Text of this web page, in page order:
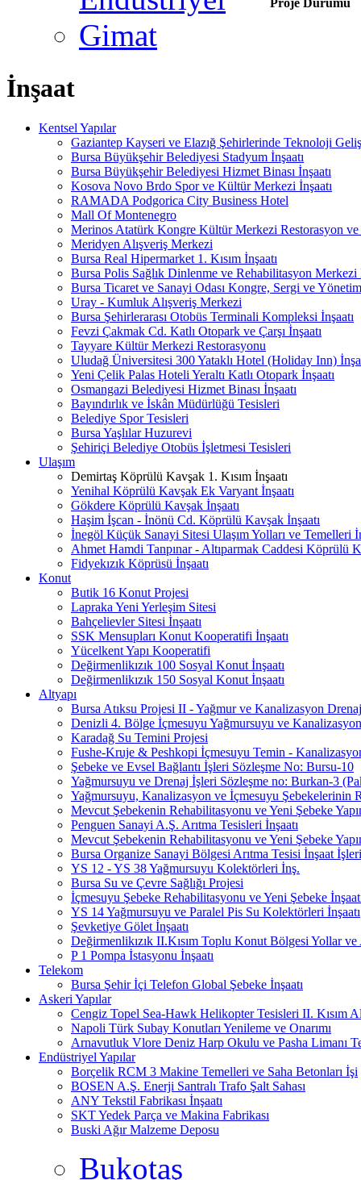
İnşaat
Kentsel Yapılar
Gaziantep Kayseri ve Elazığ Şehirlerinde Teknoloji
Bursa Büyükşehir Belediyesi Stadyum İnşaatı
Bursa Büyükşehir Belediyesi Hizmet Binası İnşaatı
Kosova Novo Brdo Spor ve Kültür Merkezi İnşaatı
RAMADA Podgorica City Business Hotel
Mall Of Montenegro
Merinos Atatürk Kongre Kültür Merkezi Restorasyon
Meridyen Alışveriş Merkezi
Bursa Real Hipermarket 1. Kısım İnşaatı
Bursa Polis Sağlık Dinlenme ve Rehabilitasyon Merkezi
Bursa Ticaret ve Sanayi Odası Kongre, Sergi ve
Uray - Kumluk Alışveriş Merkezi
Bursa Şehirlerarası Otobüs Terminali Kompleksi İnşaatı
Fevzi Çakmak Cd. Katlı Otopark ve Çarşı İnşaatı
Tayyare Kültür Merkezi Restorasyonu
Uludağ Üniversitesi 300 Yataklı Hotel (Holiday Inn)
Yeni Çelik Palas Hoteli Yeraltı Katlı Otopark İnşaatı
Osmangazi Belediyesi Hizmet Binası İnşaatı
Bayındırlık ve İskân Müdürlüğü Tesisleri
Belediye Spor Tesisleri
Bursa Yaşlılar Huzurevi
Şehiriçi Belediye Otobüs İşletmesi Tesisleri
Ulaşım
Demirtaş Köprülü Kavşak 1. Kısım İnşaatı
Yenihal Köprülü Kavşak Ek Varyant İnşaatı
Gökdere Köprülü Kavşak İnşaatı
Haşim İşcan - İnönü Cd. Köprülü Kavşak İnşaatı
İnegöl Küçük Sanayi Sitesi Ulaşım Yolları ve Temelleri
Ahmet Hamdi Tanpınar - Altıparmak Caddesi Köprülü
Fidyekızık Köprüsü İnşaatı
Konut
Butik 16 Konut Projesi
Lapraka Yeni Yerleşim Sitesi
Bahçelievler Sitesi İnşaatı
SSK Mensupları Konut Kooperatifi İnşaatı
Yücelkent Yapı Kooperatifi
Değirmenlikızık 100 Sosyal Konut İnşaatı
Değirmenlikızık 150 Sosyal Konut İnşaatı
Altyapı
Bursa Atıksu Projesi II - Yağmur ve Kanalizasyon
Denizli 4. Bölge İçmesuyu Yağmursuyu ve
Karadağ Su Temini Projesi
Fushe-Kruje & Peshkopi İçmesuyu Temin -
Şebeke ve Evsel Bağlantı İşleri Sözleşme No: Bursu-10
Yağmursuyu ve Drenaj İşleri Sözleşme no: Burkan-3
Yağmursuyu, Kanalizasyon ve İçmesuyu Şebekelerinin
Mevcut Şebekenin Rehabilitasyonu ve Yeni Şebeke
Penguen Sanayi A.Ş. Arıtma Tesisleri İnşaatı
Mevcut Şebekenin Rehabilitasyonu ve Yeni Şebeke
Bursa Organize Sanayi Bölgesi Arıtma Tesisi İnşaat İşleri
YS 12 - YS 38 Yağmursuyu Kolektörleri İnş.
Bursa Su ve Çevre Sağlığı Projesi
İçmesuyu Şebeke Rehabilitasyonu ve Yeni Şebeke
YS 14 Yağmursuyu ve Paralel Pis Su Kolektörleri İnşaatı
Şevketiye Gölet İnşaatı
Değirmenlikızık II.Kısım Toplu Konut Bölgesi Yollar ve
P 1 Pompa İstasyonu İnşaatı
Telekom
Bursa Şehir İçi Telefon Global Şebeke İnşaatı
Askeri Yapılar
Cengiz Topel Sea-Hawk Helikopter Tesisleri II. Kısım
Napoli Türk Subay Konutları Yenileme ve Onarımı
Arnavutluk Vlore Deniz Harp Okulu ve Pasha Limanı
Endüstriyel Yapılar
Borçelik RCM 3 Makine Temelleri ve Saha Betonları İşi
BOSEN A.Ş. Enerji Santralı Trafo Şalt Sahası
ANY Tekstil Fabrikası İnşaatı
SKT Yedek Parça ve Makina Fabrikası
Buski Ağır Malzeme Deposu
Gimat
Bukotaş